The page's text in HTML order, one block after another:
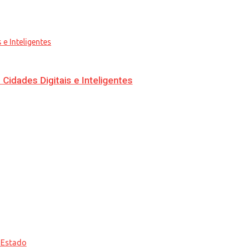
Digitais e Inteligentes